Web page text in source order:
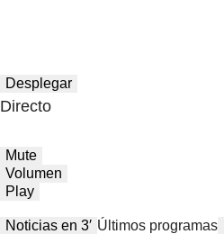
Desplegar
Directo
Mute
Volumen
Play
Noticias en 3′ Últimos programas